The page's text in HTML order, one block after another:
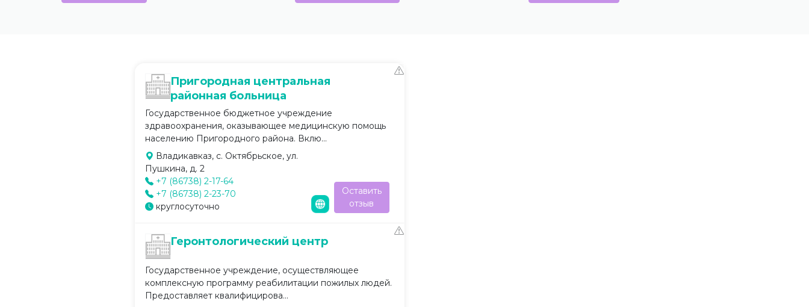
Пригородная центральная
районная больница
Государственное бюджетное учреждение
здравоохранения, оказывающее медицинскую помощь
населению Пригородного района. Вклю...
Владикавказ, с. Октябрьское, ул.
Пушкина, д. 2
+7 (86738) 2-17-64
+7 (86738) 2-23-70
круглосуточно
Оставить
отзыв
Геронтологический центр
Государственное учреждение, осуществляющее
комплексную программу реабилитации пожилых людей.
Предоставляет квалифицирова...